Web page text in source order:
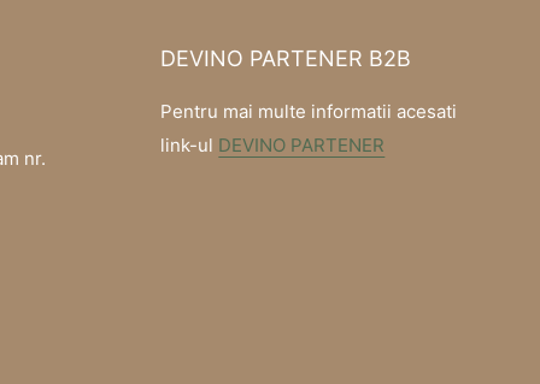
nr.
DEVINO PARTENER B2B
Pentru mai multe informatii acesati
link-ul DEVINO PARTENER